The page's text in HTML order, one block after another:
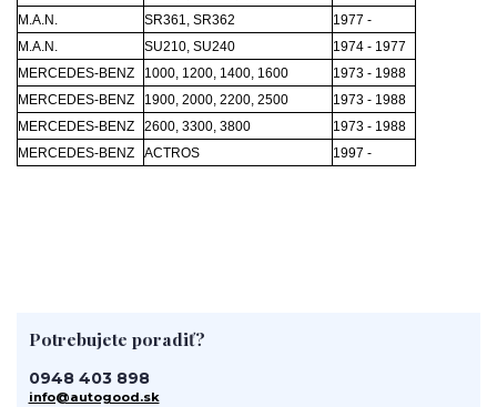
M.A.N.
SR361, SR362
1977 -
M.A.N.
SU210, SU240
1974 - 1977
MERCEDES-BENZ
1000, 1200, 1400, 1600
1973 - 1988
MERCEDES-BENZ
1900, 2000, 2200, 2500
1973 - 1988
MERCEDES-BENZ
2600, 3300, 3800
1973 - 1988
MERCEDES-BENZ
ACTROS 1997 -
Potrebujete poradiť?
0948 403 898
info@autogood.sk